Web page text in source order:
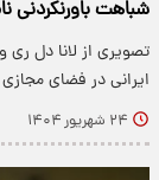
شباهت باورنکردنی
تصویری از لانا دل ری
ایرانی در فضای
۲۴ شهریور ۱۴۰۴